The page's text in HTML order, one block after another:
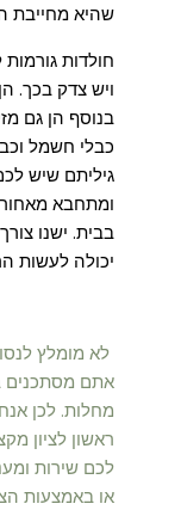
שהיא מחייבת
חולדות
ויש צדק בכך.
בנוסף הן גם
כבלי חשמל
גיליתם שיש
ומתחבא
בבית. ישנו
יכולה לעשות
לא מומלץ
אתם מסתכנים
מחלות. לכן
ראשון לציון
לכם שירות
או באמצעות